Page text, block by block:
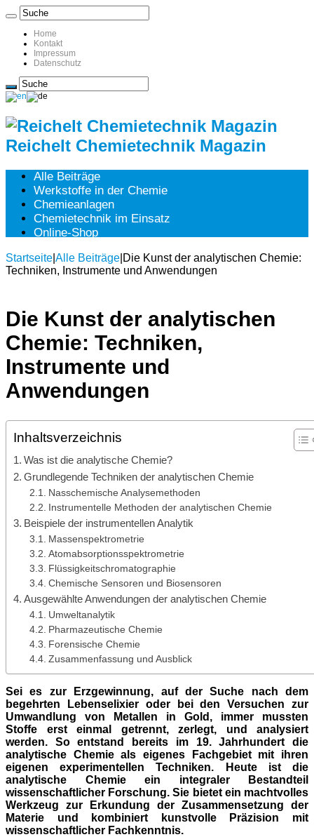
Home
Kontakt
Impressum
Datenschutz
Reichelt Chemietechnik Magazin
Alle Beiträge
Werkstoffe in der Chemie
Chemieanlagen
Chemietechnik im Einsatz
Online-Shop
Startseite Alle Beiträge Die Kunst der analytischen Chemie:
Techniken, Instrumente und Anwendungen
Die Kunst der analytischen
Chemie: Techniken,
Instrumente und
Anwendungen
Inhaltsverzeichnis
Was ist die analytische Chemie?
Grundlegende Techniken der analytischen Chemie
Nasschemische Analysemethoden
Instrumentelle Methoden der analytischen Chemie
Beispiele der instrumentellen Analytik
Massenspektrometrie
Atomabsorptionsspektrometrie
Flüssigkeitschromatographie
Chemische Sensoren und Biosensoren
Ausgewählte Anwendungen der analytischen Chemie
Umweltanalytik
Pharmazeutische Chemie
Forensische Chemie
Zusammenfassung und Ausblick
Sei es zur Erzgewinnung, auf der Suche nach dem
begehrten Lebenselixier oder bei den Versuchen zur
Umwandlung von Metallen in Gold, immer mussten
Stoffe erst einmal getrennt, zerlegt, und analysiert
werden. So entstand bereits im 19. Jahrhundert die
analytische Chemie als eigenes Fachgebiet mit ihren
eigenen experimentellen Techniken.
Heute ist die
analytische Chemie ein integraler Bestandteil
wissenschaftlicher Forschung. Sie bietet ein machtvolles
Werkzeug zur Erkundung der Zusammensetzung der
Materie und kombiniert kunstvolle Präzision mit
wissenschaftlicher Fachkenntnis.